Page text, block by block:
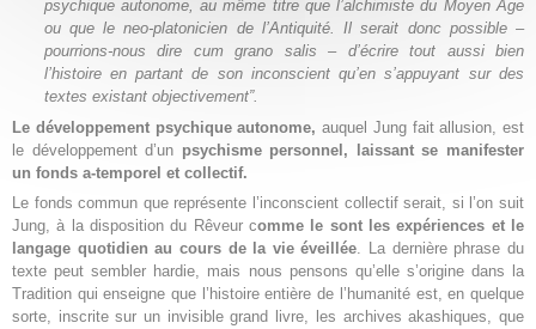
psychique autonome, au même titre que l’alchimiste du Moyen Age
ou que le neo-platonicien de l’Antiquité. Il serait donc possible –
pourrions-nous dire cum grano salis – d’écrire tout aussi bien
l’histoire en partant de son inconscient qu’en s’appuyant sur des
textes existant objectivement”.
Le développement psychique autonome, auquel Jung fait allusion, est
le développement d’un psychisme personnel, laissant se manifester
un fonds a-temporel et collectif.
Le fonds commun que représente l’inconscient collectif serait, si l’on suit
Jung, à la disposition du Rêveur comme le sont les expériences et
le
langage quotidien au cours de la vie éveillée. La dernière phrase du
texte peut sembler hardie, mais nous pensons qu’elle s’origine dans la
Tradition qui enseigne que l’histoire entière de l’humanité est, en quelque
sorte, inscrite sur un invisible grand livre, les archives akashiques, que